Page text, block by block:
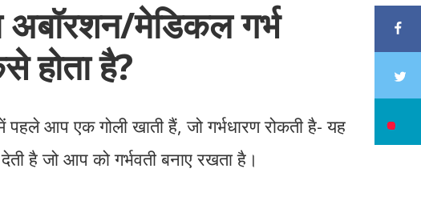
अबॉरशन/मेडिकल गर्भ
होता है?
में पहले आप एक गोली खाती हैं, जो गर्भधारण रोकती है- यह
है जो आप को गर्भवती बनाए रखता है।